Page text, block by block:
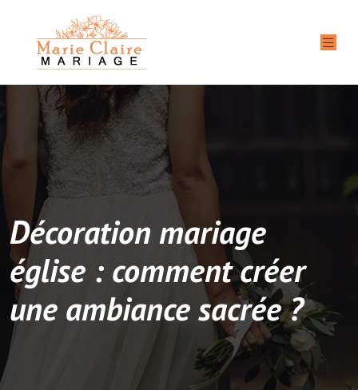
Décoration mariage
église : comment créer
une ambiance sacrée ?